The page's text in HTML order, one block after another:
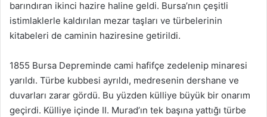
barındıran ikinci hazire haline geldi. Bursa’nın çeşitli
istimlaklerle kaldırılan mezar taşları ve türbelerinin
kitabeleri de caminin haziresine getirildi.
1855 Bursa Depreminde cami hafifçe zedelenip minaresi
yarıldı. Türbe kubbesi ayrıldı, medresenin dershane ve
duvarları zarar gördü. Bu yüzden külliye büyük bir onarım
geçirdi. Külliye içinde II. Murad’ın tek başına yattığı türbe